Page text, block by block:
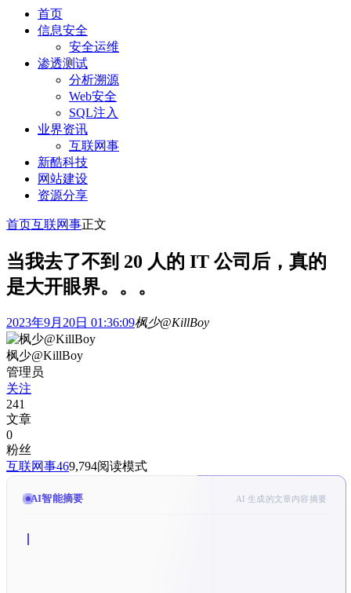
首页
信息安全
安全运维
渗透测试
分析溯源
Web安全
SQL注入
业界资讯
互联网事
新酷科技
网站建设
资源分享
首页互联网事正文
当我去了不到 20 人的 IT 公司后，真的
是大开眼界。。。
2023年9月20日 01:36:09枫少@KillBoy
枫少@KillBoy
管理员
关注
241
文章
0
粉丝
互联网事469,794阅读模式
AI智能摘要 AI 生成的文章内容摘要